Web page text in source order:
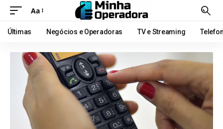
Aa
Últimas Negócios e Operadoras TV e Streaming